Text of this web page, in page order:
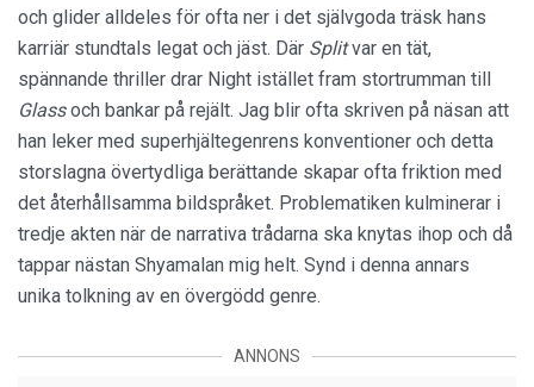
och glider alldeles för ofta ner i det självgoda träsk hans
karriär stundtals legat och jäst. Där Splitvar en tät,
spännande thriller drar Night istället fram stortrumman till
Glassoch bankar på rejält. Jag blir ofta skriven på näsan att
han leker med superhjältegenrens konventioner och detta
storslagna övertydliga berättande skapar ofta friktion med
det återhållsamma bildspråket. Problematiken kulminerar i
tredje akten när de narrativa trådarna ska knytas ihop och då
tappar nästan Shyamalan mig helt. Synd i denna annars
unika tolkning av en övergödd genre.
ANNONS